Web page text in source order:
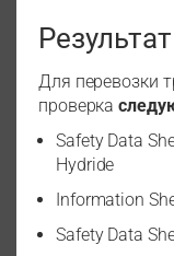
Результат
Для перевозки
проверка
Safety Data
Hydride
Information
Safety Data